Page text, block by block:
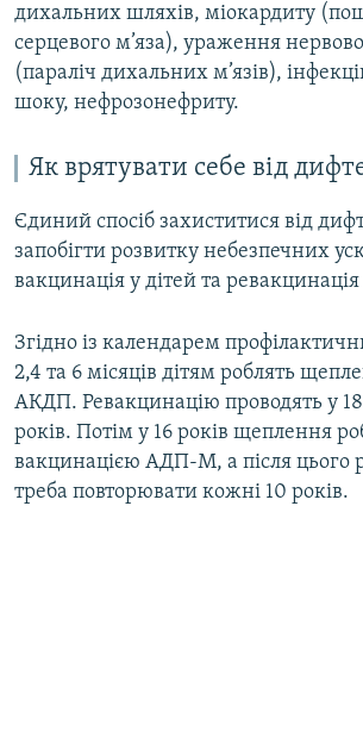
дихальних шляхів, міокардиту
серцевого м’яза), ураження
(параліч дихальних м’язів),
шоку, нефрозонефриту.
Як врятувати себе від
Єдиний спосіб захиститися від
запобігти розвитку небезпечних
вакцинація у дітей та
Згідно із календарем
2,4 та 6 місяців дітям роблять
АКДП. Ревакцинацію проводять у 18
років. Потім у 16 років щеплення
вакцинацією АДП-М, а після цього
треба повторювати кожні 10 років.